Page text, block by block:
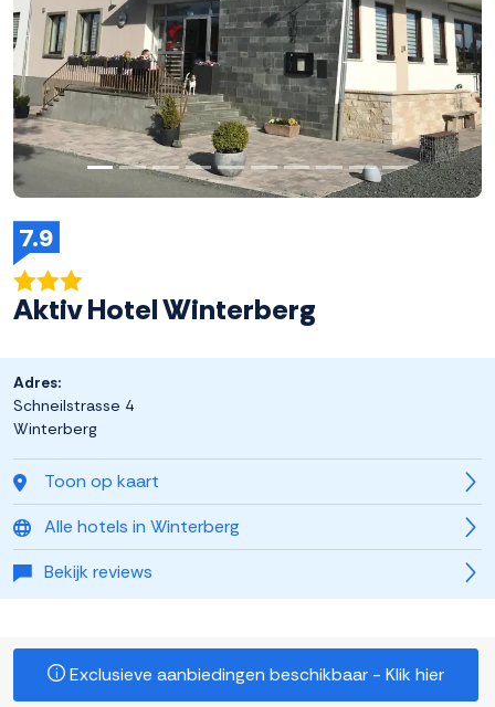
7.9
Aktiv Hotel Winterberg
Toon op kaart
Alle hotels in Winterberg
Bekijk reviews
Adres:
Schneilstrasse 4
Winterberg
Exclusieve aanbiedingen beschikbaar - Klik hier